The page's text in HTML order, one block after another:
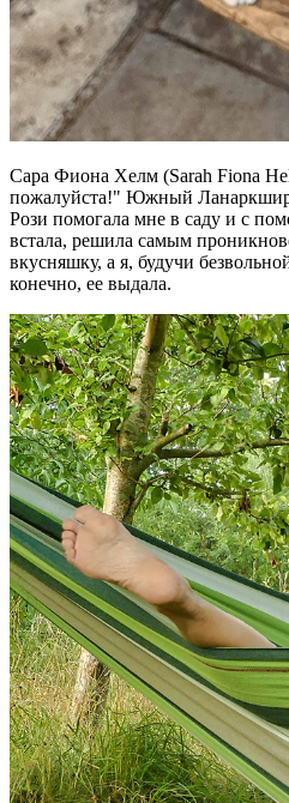
Сара Фиона Хелм (Sarah Fiona
пожалуйста!" Южный
Рози помогала мне в саду и с
встала, решила самым
вкусняшку, а я, будучи
конечно, ее выдала.